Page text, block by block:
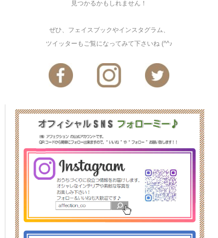
見つかるかもしれません！
ぜひ、フェイスブックやインスタグラム、
ツイッターもご覧になってみて下さいね (^^♪